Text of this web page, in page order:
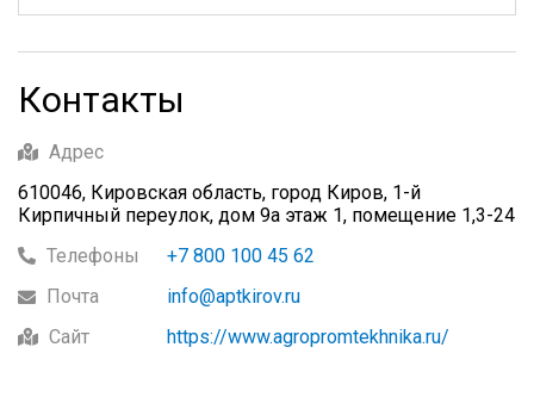
Контакты
Адрес
610046, Кировская область, город Киров, 1-й
Кирпичный переулок, дом 9а этаж 1, помещение 1,3-24
Телефоны
+7 800 100 45 62
Почта
info@aptkirov.ru
Сайт
https://www.agropromtekhnika.ru/